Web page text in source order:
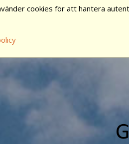
cookies för att hantera